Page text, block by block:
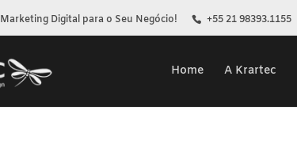
Marketing Digital para o Seu Negócio! +55 21 98393.1155
Home A Krartec